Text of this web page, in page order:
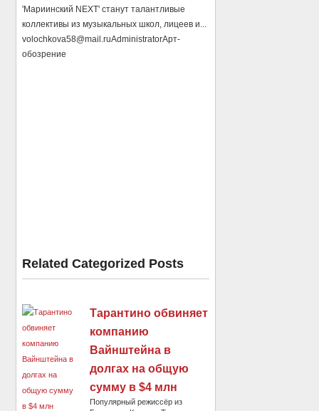
'Мариинский NEXT' станут талантливые
коллективы из музыкальных школ, лицеев и...
volochkova58@mail.ruAdministratorАрт-
обозрение
Related Categorized Posts
Тарантино обвиняет
компанию
Вайнштейна в
долгах на общую
сумму в $4 млн
Популярный режиссёр из